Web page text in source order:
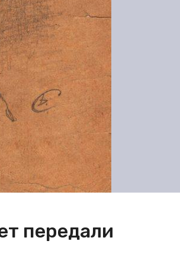
передали